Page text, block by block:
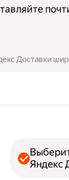
Доставки
Яндекс